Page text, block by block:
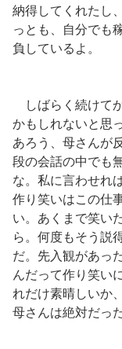
納得してくれたし
っとも、自分でも
負しているよ。
しばらく続けて
かもしれないと思
あろう、母さんが
段の会話の中でも
な。私に言わせれ
作り笑いはこの仕
い。あくまで笑い
ら。何度もそう説
だ。先入観があっ
んだって作り笑い
れだけ素晴しいか
母さんは絶対だった